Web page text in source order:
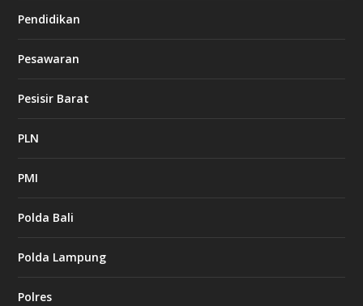
Pendidikan
Pesawaran
Pesisir Barat
PLN
PMI
Polda Bali
Polda Lampung
Polres